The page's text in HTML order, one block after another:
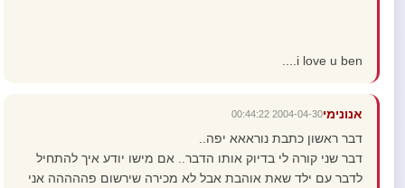
i love u ben....
אנונימי2004-04-30 00:44:22
דבר ראשון כתבת נוראאא יפה..
דבר שני קורה לי בדיוק אותו הדבר.. אם מישו יודע איך להתחיל
לדבר עם ילד שאת אוהבת אבל לא מכירה שירשום פההההה אני